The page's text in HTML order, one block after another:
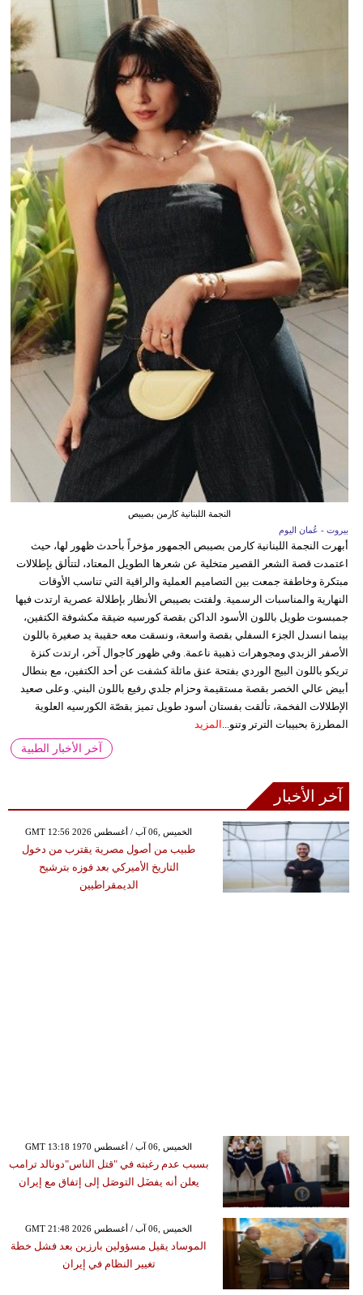
النجمة اللبنانية كارمن بصيبص
بيروت - عُمان اليوم
أبهرت النجمة اللبنانية كارمن بصيبص الجمهور مؤخراً بأحدث ظهور لها، حيث
اعتمدت قصة الشعر القصير متخلية عن شعرها الطويل المعتاد، لتتألق بإطلالات
مبتكرة وخاطفة جمعت بين التصاميم العملية والراقية التي تناسب الأوقات
النهارية والمناسبات الرسمية. ولفتت بصيبص الأنظار بإطلالة عصرية ارتدت فيها
جمبسوت طويل باللون الأسود الداكن بقصة كورسيه ضيقة مكشوفة الكتفين،
بينما انسدل الجزء السفلي بقصة واسعة، ونسقت معه حقيبة يد صغيرة باللون
الأصفر الزبدي ومجوهرات ذهبية ناعمة. وفي ظهور كاجوال آخر، ارتدت كنزة
تريكو باللون البيج الوردي بفتحة عنق مائلة كشفت عن أحد الكتفين، مع بنطال
أبيض عالي الخصر بقصة مستقيمة وحزام جلدي رفيع باللون البني. وعلى صعيد
الإطلالات الفخمة، تألقت بفستان أسود طويل تميز بقصّة الكورسيه العلوية
المطرزة بحبيبات الترتر وتنو... المزيد
آخر الأخبار الطبية
آخر الأخبار
GMT 12:56 2026 الخميس ,06 آب / أغسطس
طبيب من أصول مصرية يقترب من دخول
التاريخ الأميركي بعد فوزه بترشيح
الديمقراطيين
GMT 13:18 1970 الخميس ,06 آب / أغسطس
بسبب عدم رغبته في "قتل الناس"دونالد ترامب
يعلن أنه يفضَل التوصَل إلى إتفاق مع إيران
GMT 21:48 2026 الخميس ,06 آب / أغسطس
الموساد يقيل مسؤولين بارزين بعد فشل خطة
تغيير النظام في إيران